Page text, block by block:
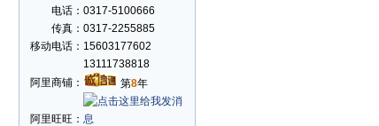
电话： 0317-5100666
传真： 0317-2255885
移动电话： 15603177602
13111738818
阿里商铺：
第8年
阿里旺旺：